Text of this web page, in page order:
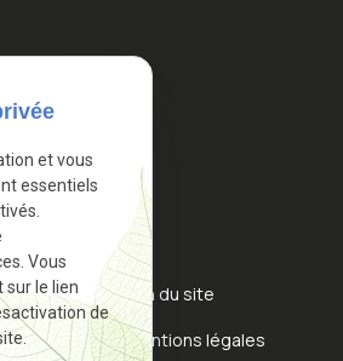
Accueil
Plan du site
Mentions légales
et vous
essentiels
Vous
le lien
de